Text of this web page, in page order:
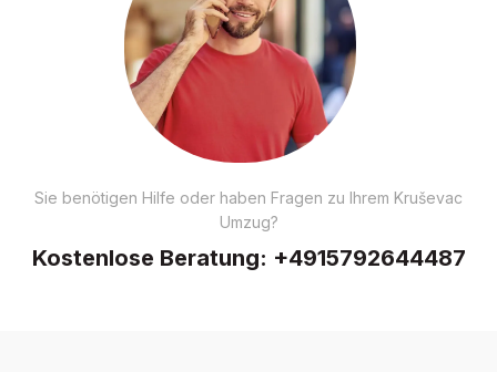
Sie benötigen Hilfe oder haben Fragen zu Ihrem Kruševac
Umzug?
Kostenlose Beratung: +4915792644487